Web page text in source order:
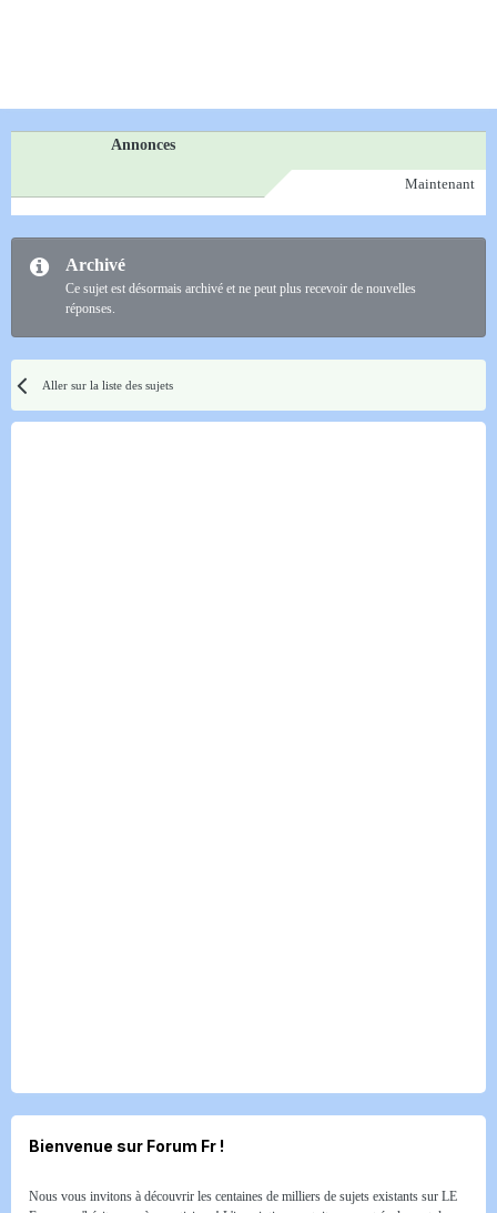
Annonces
Maintenant
Archivé
Ce sujet est désormais archivé et ne peut plus recevoir de nouvelles
réponses.
Aller sur la liste des sujets
Bienvenue sur Forum Fr !
Nous vous invitons à découvrir les centaines de milliers de sujets existants sur LE